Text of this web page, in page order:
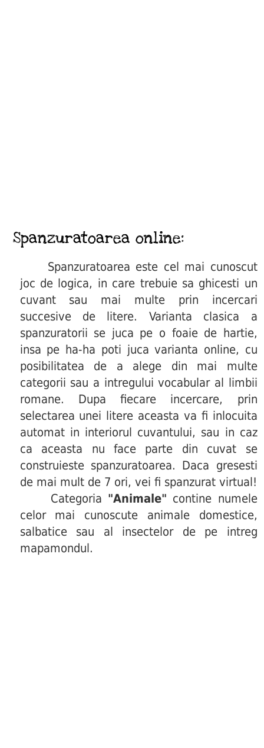
Spanzuratoarea online:
Spanzuratoarea este cel mai cunoscut
joc de logica, in care trebuie sa ghicesti un
cuvant sau mai multe prin incercari
succesive de litere. Varianta clasica a
spanzuratorii se juca pe o foaie de hartie,
insa pe ha-ha poti juca varianta online, cu
posibilitatea de a alege din mai multe
categorii sau a intregului vocabular al limbii
romane. Dupa fiecare incercare, prin
selectarea unei litere aceasta va fi inlocuita
automat in interiorul cuvantului, sau in caz
ca aceasta nu face parte din cuvat se
construieste spanzuratoarea. Daca gresesti
de mai mult de 7 ori, vei fi spanzurat virtual!
Categoria "Animale" contine numele
celor mai cunoscute animale domestice,
salbatice sau al insectelor de pe intreg
mapamondul.